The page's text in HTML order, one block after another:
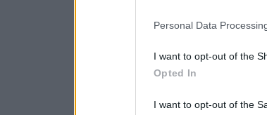
Personal Data
I want to opt-out of the
Opted In
I want to opt-out of the